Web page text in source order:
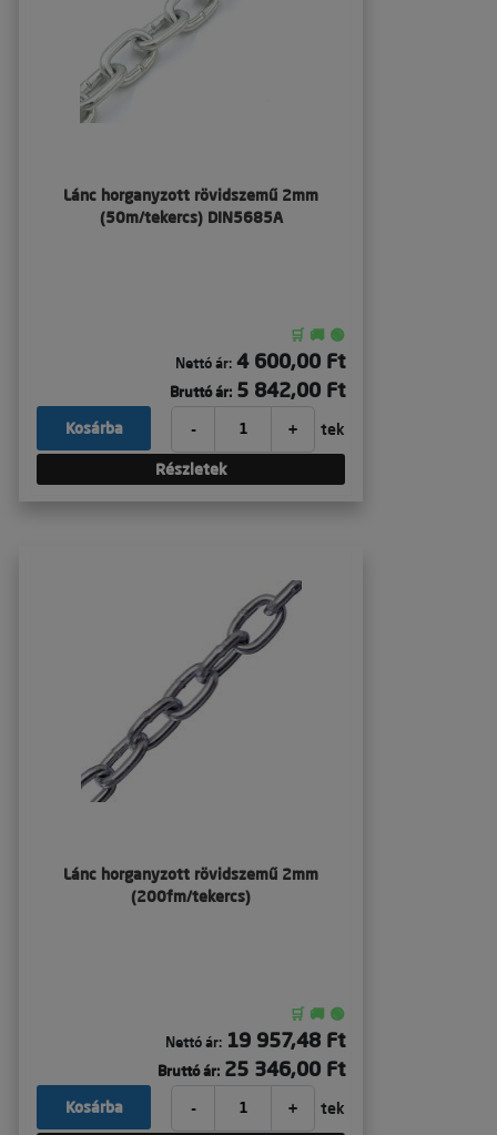
Lánc horganyzott rövidszemű 2mm
(50m/tekercs) DIN5685A
🛒 🚚 🟢
Nettó ár: 4 600,00 Ft
Bruttó ár: 5 842,00 Ft
- + tek
Kosárba
Részletek
Lánc horganyzott rövidszemű 2mm
(200fm/tekercs)
🛒 🚚 🟢
Nettó ár: 19 957,48 Ft
Bruttó ár: 25 346,00 Ft
- + tek
Kosárba